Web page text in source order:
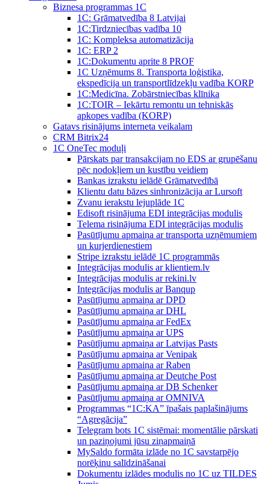
Biznesa programmas 1C
1C: Grāmatvedība 8 Latvijai
1C:Tirdzniecības vadība 10
1С: Kompleksa automatizācija
1C: ERP 2
1С:Dokumentu aprite 8 PROF
1C Uzņēmums 8. Transporta loģistika,
ekspedīcija un transportlīdzekļu vadība KORP
1C:Medicīna. Zobārstniecības klīnika
1C:TOIR – Iekārtu remontu un tehniskās
apkopes vadība (KORP)
Gatavs risinājums interneta veikalam
CRM Bitrix24
1С OneTec moduļi
Pārskats par transakcijam no EDS ar grupēšanu
pēc nodokļiem un kustību veidiem
Bankas izrakstu ielādē Grāmatvedībā
Klientu datu bāzes sinhronizācija ar Lursoft
Zvanu ierakstu lejuplāde 1C
Edisoft risinājuma EDI integrācijas modulis
Telema risinājuma EDI integrācijas modulis
Pasūtījumu apmaiņa ar transporta uzņēmumiem
un kurjerdienestiem
Stripe izrakstu ielādē 1C programmās
Integrācijas modulis ar klientiem.lv
Integrācijas modulis ar rekini.lv
Integrācijas modulis ar Banqup
Pasūtījumu apmaiņa ar DPD
Pasūtījumu apmaiņa ar DHL
Pasūtījumu apmaiņa ar FedEx
Pasūtījumu apmaiņa ar UPS
Pasūtījumu apmaiņa ar Latvijas Pasts
Pasūtījumu apmaiņa ar Venipak
Pasūtījumu apmaiņa ar Raben
Pasūtījumu apmaiņa ar Deutche Post
Pasūtījumu apmaiņa ar DB Schenker
Pasūtījumu apmaiņa ar OMNIVA
Programmas “1C:KA” īpašais paplašinājums
“Agregācija”
Telegram bots 1C sistēmai: momentālie pārskati
un paziņojumi jūsu ziņapmaiņā
MySaldo formāta izlāde no 1C savstarpējo
norēķinu salīdzināšanai
Dokumentu izlādes modulis no 1C uz TILDES